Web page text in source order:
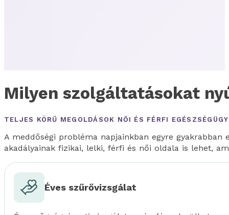
Milyen szolgáltatásokat
TELJES KÖRŰ MEGOLDÁSOK NŐI ÉS FÉRFI
A meddőségi probléma napjainkban egyre
akadályainak fizikai, lelki, férfi és női oldala is lehet,
Éves szűrővizsgálat